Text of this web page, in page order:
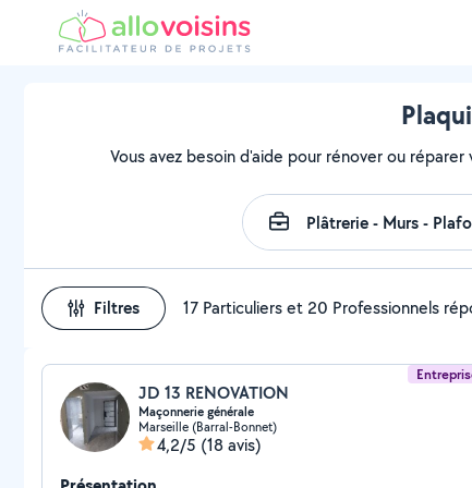
Vous avez besoin d'aide pour rénover ou
Filtres 17 Particuliers et 20 Professionnels
JD 13 RENOVATION
Maçonnerie générale
Marseille (Barral-Bonnet)
4,2/5 (18 avis)